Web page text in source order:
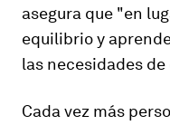
asegura que "en
equilibrio y
las necesidades
Cada vez más